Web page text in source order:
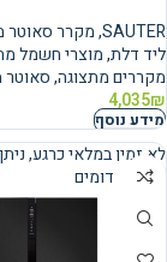
SAUTER
,מקרר סאוטר
ליד דלת,מוצרי חשמל
מקררים מתצוגה,סאוטר
4,035₪
מידע נוסף
נמכר
לא זמין במלאי כרגע,
מוצרים דומים